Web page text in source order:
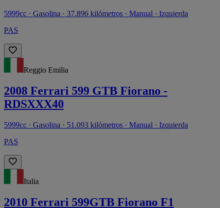
5999cc · Gasolina · 37.896 kilómetros · Manual · Izquierda
PAS
Reggio Emilia
2008 Ferrari 599 GTB Fiorano -
RDSXXX40
5999cc · Gasolina · 51.093 kilómetros · Manual · Izquierda
PAS
Italia
2010 Ferrari 599GTB Fiorano F1